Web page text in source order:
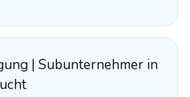
| Subunternehmer in